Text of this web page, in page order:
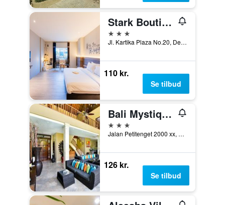
Stark Boutique Hotel and Spa
3 stjerner
Jl. Kartika Plaza No.20, Denpasar, Indonesien
110 kr.
Se tilbud
Bali Mystique Hotel and Apartments
3 stjerner
Jalan Petitenget 2000 xx, Denpasar, Indonesien
126 kr.
Se tilbud